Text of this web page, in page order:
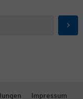
Impressum